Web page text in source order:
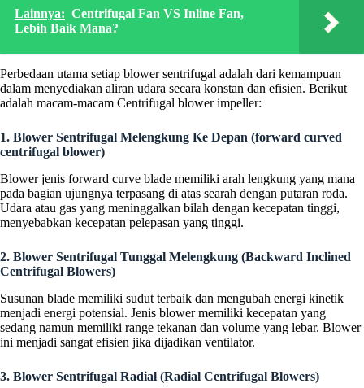
Lainnya: Centrifugal Fan VS Inline Fan,
Lebih Baik Mana?
Perbedaan utama setiap blower sentrifugal adalah dari kemampuan
dalam menyediakan aliran udara secara konstan dan efisien. Berikut
adalah macam-macam Centrifugal blower impeller:
1. Blower Sentrifugal Melengkung Ke Depan (forward curved
centrifugal blower)
Blower jenis forward curve blade memiliki arah lengkung yang mana
pada bagian ujungnya terpasang di atas searah dengan putaran roda.
Udara atau gas yang meninggalkan bilah dengan kecepatan tinggi,
menyebabkan kecepatan pelepasan yang tinggi.
2. Blower Sentrifugal Tunggal Melengkung (Backward Inclined
Centrifugal Blowers)
Susunan blade memiliki sudut terbaik dan mengubah energi kinetik
menjadi energi potensial. Jenis blower memiliki kecepatan yang
sedang namun memiliki range tekanan dan volume yang lebar. Blower
ini menjadi sangat efisien jika dijadikan ventilator.
3. Blower Sentrifugal Radial (Radial Centrifugal Blowers)